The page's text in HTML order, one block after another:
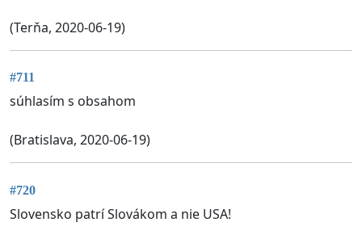
(Terňa, 2020-06-19)
#711
súhlasím s obsahom
(Bratislava, 2020-06-19)
#720
Slovensko patrí Slovákom a nie USA!